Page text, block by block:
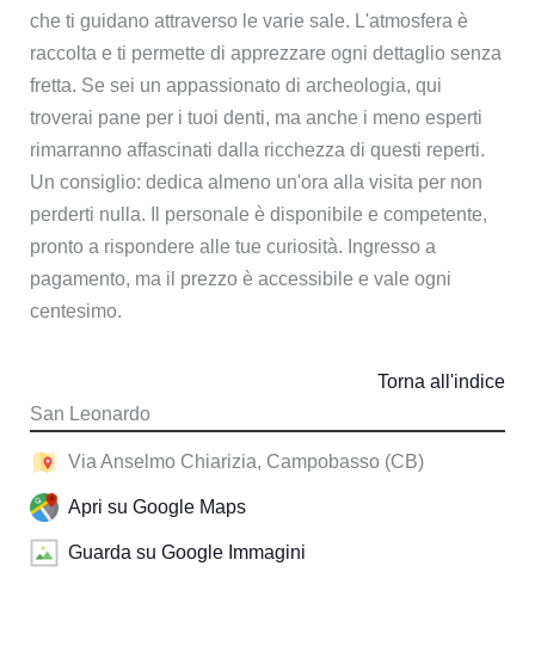
che ti guidano attraverso le varie sale. L'atmosfera è
raccolta e ti permette di apprezzare ogni dettaglio senza
fretta. Se sei un appassionato di archeologia, qui
troverai pane per i tuoi denti, ma anche i meno esperti
rimarranno affascinati dalla ricchezza di questi reperti.
Un consiglio: dedica almeno un'ora alla visita per non
perderti nulla. Il personale è disponibile e competente,
pronto a rispondere alle tue curiosità. Ingresso a
pagamento, ma il prezzo è accessibile e vale ogni
centesimo.
San Leonardo
Torna all'indice
Via Anselmo Chiarizia, Campobasso (CB)
Apri su Google Maps
Guarda su Google Immagini